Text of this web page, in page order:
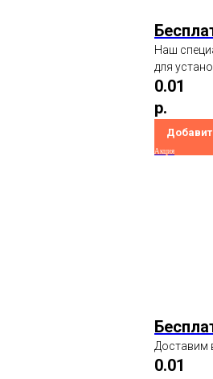
Наш
для
0.01
р.
Акция
Доставим
0.01